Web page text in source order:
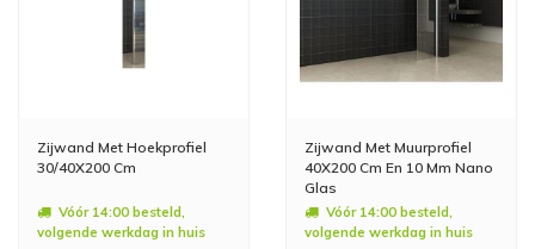
Zijwand Met Hoekprofiel
30/40X200 Cm
Vóór 14:00 besteld,
volgende werkdag in huis
Zijwand Met Muurprofiel
40X200 Cm En 10 Mm Nano
Glas
Vóór 14:00 besteld,
volgende werkdag in huis